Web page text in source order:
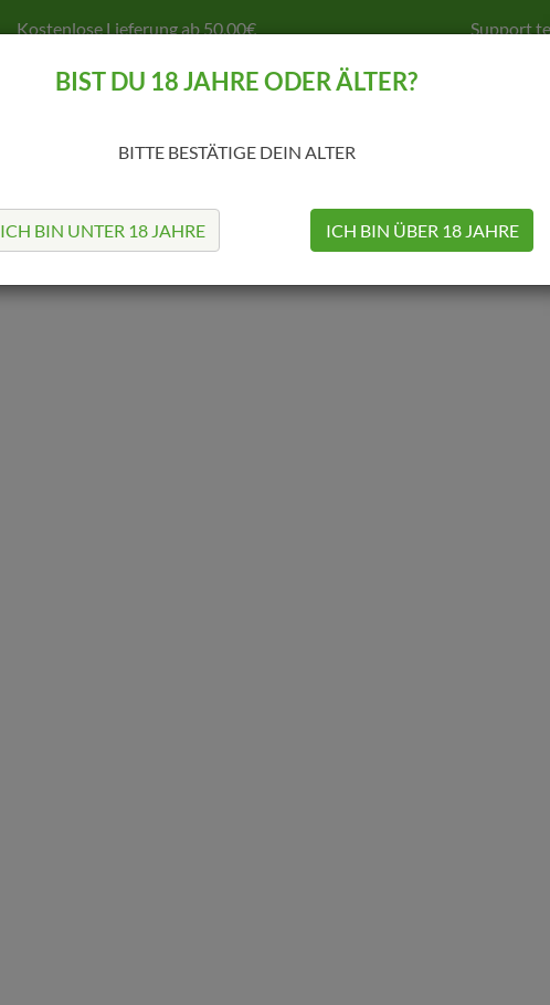
BIST DU 18 JAHRE ODER ÄLTER?
BITTE BESTÄTIGE DEIN ALTER
ICH BIN UNTER 18 JAHRE ICH BIN ÜBER 18 JAHRE
Kostenlose Lieferung ab 50,00€ Support
MODS TANKS COILS & CO. SELBSTWICKELN ZUBEHÖR